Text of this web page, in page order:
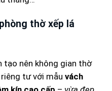
thờ xếp lá
tạo nên không gian thờ
tư với mẫu vách